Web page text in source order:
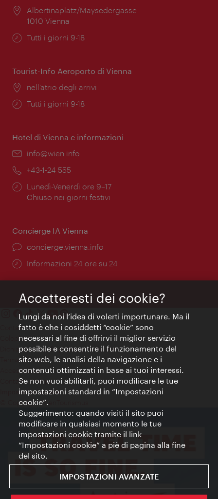
Posizione:
Albertinaplatz/Maysedergasse
1010 Vienna
Orari
Tutti i giorni 9-18
Tourist-Info Aeroporto di Vienna
Posizione:
nell’atrio degli arrivi
Orari
Tutti i giorni 9-18
Hotel di Vienna e informazioni
Email:
info@wien.info
Telefono:
+43-1-24 555
Orari
di
Lunedì-Venerdì ore 9–17
Chiuso nei giorni festivi
Concierge IA Vienna
Ort:
concierge.vienna.info
Öffnungszeiten:
Informazioni 24 ore su 24
Contatti
Colophon
Dichiarazione sulla protezione dei dati
Terms of Use
Accessibilità
Contatto stampa
Impostazioni cookie
© Copyright WienTourismus
Accetteresti dei cookie?
Lungi da noi l’idea di volerti importunare. Ma il
fatto è che i cosiddetti “cookie” sono
necessari al fine di offrirvi il miglior servizio
possibile e consentire il funzionamento del
sito web, le analisi della navigazione e i
contenuti ottimizzati in base ai tuoi interessi.
Se non vuoi abilitarli, puoi modificare le tue
impostazioni standard in “Impostazioni
cookie”.
Suggerimento: quando visiti il sito puoi
modificare in qualsiasi momento le tue
impostazioni cookie tramite il link
“Impostazioni cookie” a piè di pagina alla fine
del sito.
IMPOSTAZIONI AVANZATE